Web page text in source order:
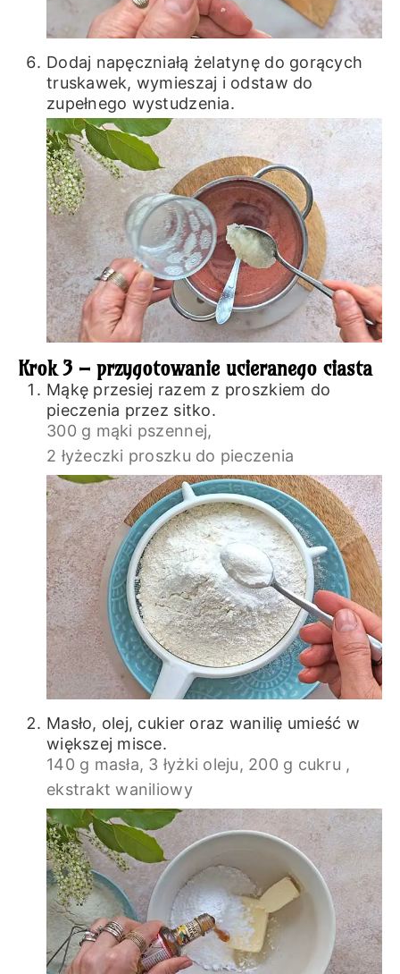
Dodaj napęczniałą żelatynę do gorących
truskawek, wymieszaj i odstaw do
zupełnego wystudzenia.
Krok 3 – przygotowanie ucieranego ciasta
Mąkę przesiej razem z proszkiem do
pieczenia przez sitko.
300 g mąki pszennej,
2 łyżeczki proszku do pieczenia
Masło, olej, cukier oraz wanilię umieść w
większej misce.
140 g masła, 3 łyżki oleju, 200 g cukru ,
ekstrakt waniliowy